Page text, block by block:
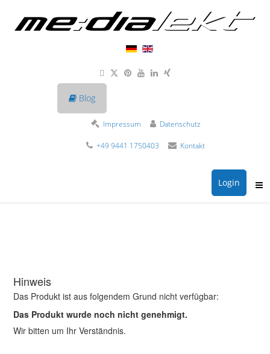
Blog
Impressum Datenschutz
+49 9441 1750403 Kontakt
Login